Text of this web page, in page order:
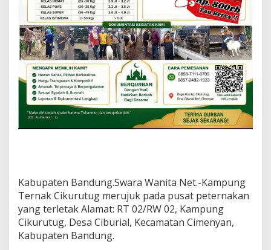
r
a
l
A
j
e
r
j
K
s
e
h
a
Kabupaten Bandung.Swara Wanita Net.-Kampung
Ternak Cikurutug merujuk pada pusat peternakan
yang terletak Alamat: RT 02/RW 02, Kampung
Cikurutug, Desa Ciburial, Kecamatan Cimenyan,
Kabupaten Bandung.